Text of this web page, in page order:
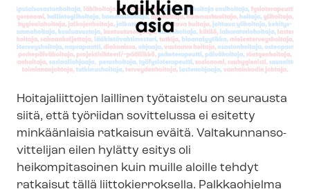
Hoitajaliittojen laillinen työtaistelu on seurausta
siitä, että työriidan sovittelussa ei esitetty
minkäänlaisia ratkaisun eväitä. Val­ta­kun­nan­so­
vit­te­li­jan eilen hylätty esitys oli
heikompitasoinen kuin muille aloille tehdyt
ratkaisut tällä liit­to­kier­rok­sel­la. Palkkaohjelma